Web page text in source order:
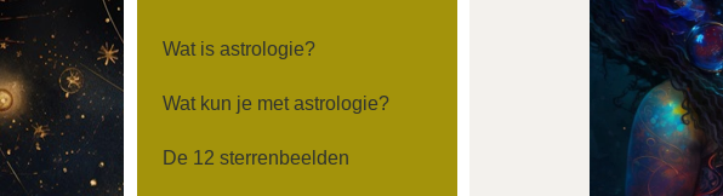
Wat is astrologie?
Wat kun je met astrologie?
De 12 sterrenbeelden